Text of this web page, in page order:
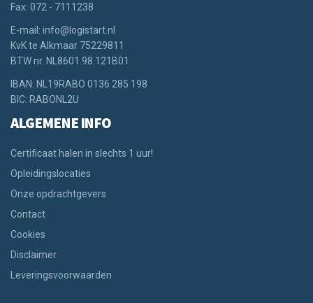
Fax: 072 - 7111238
E-mail: info@logistart.nl
KvK te Alkmaar 75229811
BTW nr. NL8601.98.121B01
IBAN: NL19RABO 0136 285 198
BIC: RABONL2U
ALGEMENE INFO
Certificaat halen in slechts 1 uur!
Opleidingslocaties
Onze opdrachtgevers
Contact
Cookies
Disclaimer
Leveringsvoorwaarden